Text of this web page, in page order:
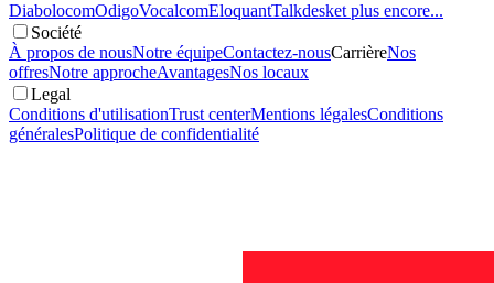
DiabolocomOdigoVocalcomEloquantTalkdesket plus encore...
Société
À propos de nousNotre équipeContactez-nousCarrièreNos
offresNotre approcheAvantagesNos locaux
Legal
Conditions d'utilisationTrust centerMentions légalesConditions
généralesPolitique de confidentialité